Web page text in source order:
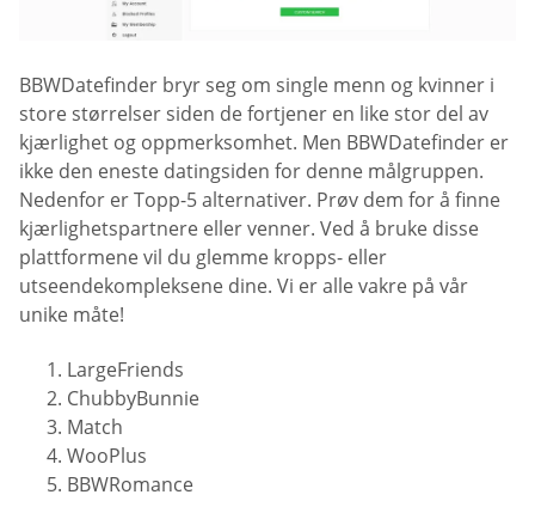
BBWDatefinder bryr seg om single menn og kvinner i
store størrelser siden de fortjener en like stor del av
kjærlighet og oppmerksomhet. Men BBWDatefinder er
ikke den eneste datingsiden for denne målgruppen.
Nedenfor er Topp-5 alternativer. Prøv dem for å finne
kjærlighetspartnere eller venner. Ved å bruke disse
plattformene vil du glemme kropps- eller
utseendekompleksene dine. Vi er alle vakre på vår
unike måte!
LargeFriends
ChubbyBunnie
Match
WooPlus
BBWRomance